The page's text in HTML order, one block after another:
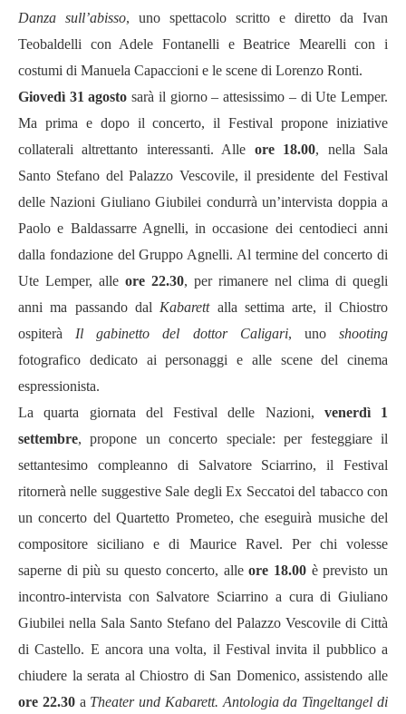
Danza sull’abisso, uno spettacolo scritto e diretto da Ivan
Teobaldelli con Adele Fontanelli e Beatrice Mearelli con i
costumi di Manuela Capaccioni e le scene di Lorenzo Ronti.
Giovedì 31 agostosarà il giorno – attesissimo – di Ute Lemper.
Ma prima e dopo il concerto, il Festival propone iniziative
collaterali altrettanto interessanti. Alle ore 18.00, nella Sala
Santo Stefano del Palazzo Vescovile, il presidente del Festival
delle Nazioni Giuliano Giubilei condurrà un’intervista doppia a
Paolo e Baldassarre Agnelli, in occasione dei centodieci anni
dalla fondazione del Gruppo Agnelli. Al termine del concerto di
Ute Lemper, alle ore 22.30, per rimanere nel clima di quegli
anni ma passando dal Kabarettalla settima arte, il Chiostro
ospiterà Il gabinetto del dottor Caligari, unoshooting
fotografico dedicato ai personaggi e alle scene del cinema
espressionista.
La quarta giornata del Festival delle Nazioni, venerdì 1
settembre, propone un concerto speciale: per festeggiare il
settantesimo compleanno di Salvatore Sciarrino, il Festival
ritornerà nelle suggestive Sale degli Ex Seccatoi del tabacco con
un concerto del Quartetto Prometeo, che eseguirà musiche del
compositore siciliano e di Maurice Ravel. Per chi volesse
saperne di più su questo concerto, alleore 18.00 è previsto un
incontro-intervista con Salvatore Sciarrino a cura di Giuliano
Giubilei nella Sala Santo Stefano del Palazzo Vescovile di Città
di Castello. E ancora una volta, il Festival invita il pubblico a
chiudere la serata al Chiostro di San Domenico, assistendo alle
ore 22.30a Theater und Kabarett. Antologia da Tingeltangel di